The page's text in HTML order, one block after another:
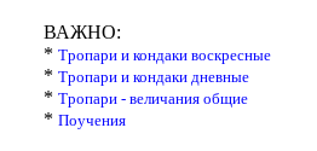
ВАЖНО:
* Тропари и кондаки воскресные
* Тропари и кондаки дневные
* Тропари - величания общие
* Поучения